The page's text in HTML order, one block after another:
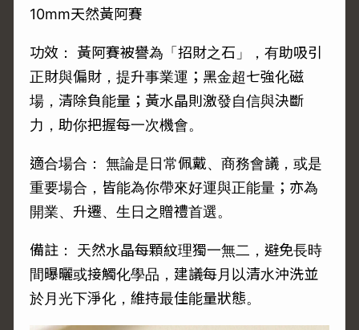
10mm天然黃阿賽
功效： 黃阿賽被譽為「招財之石」，有助吸引
正財與偏財，提升事業運；黑金超七強化磁
場，清除負能量；黃水晶則激發自信與決斷
力，助你把握每一次機會。
適合場合： 無論是日常佩戴、商務會議，或是
重要場合，皆能為你帶來好運與正能量；亦為
開業、升遷、生日之贈禮首選。
備註： 天然水晶每顆紋理獨一無二，避免長時
間曝曬或接觸化學品，建議每月以清水沖洗並
於月光下淨化，維持最佳能量狀態。